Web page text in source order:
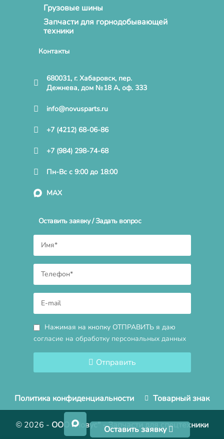
Грузовые шины
Запчасти для горнодобывающей
техники
Контакты
680031, г. Хабаровск, пер.
Дежнева, дом №18 А, оф. 333
info@novusparts.ru
+7 (4212) 68-06-86
+7 (984) 298-74-68
Пн-Вс с 9:00 до 18:00
MAX
Оставить заявку / Задать вопрос
Нажимая на кнопку ОТПРАВИТЬ я даю
согласие на обработку персональных данных
Отправить
Оставить заявку
Политика конфиденциальности Товарный знак
© 2026 - ООО "Новус" - Запчасти для спецтехники